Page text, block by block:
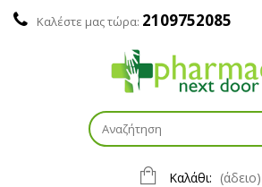
Καλέστε μας τώρα: 2109752085
Καλάθι: (άδειο)